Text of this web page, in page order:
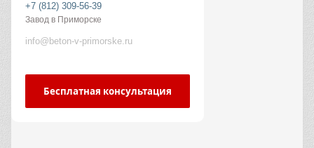
+7 (812) 309-56-39
Завод в Приморске
info@beton-v-primorske.ru
Бесплатная консультация